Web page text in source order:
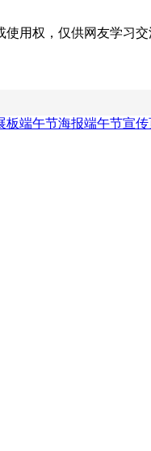
用权，仅供网友学习
板端午节海报端午节宣传